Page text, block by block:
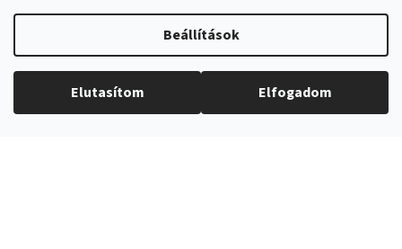
Beállítások
Elutasítom Elfogadom